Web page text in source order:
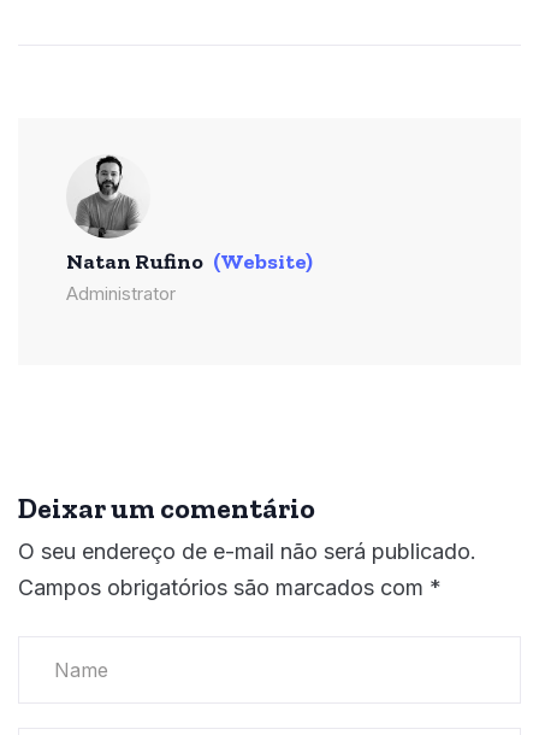
Natan Rufino (Website)
Administrator
Deixar um comentário
O seu endereço de e-mail não será publicado.
Campos obrigatórios são marcados com *